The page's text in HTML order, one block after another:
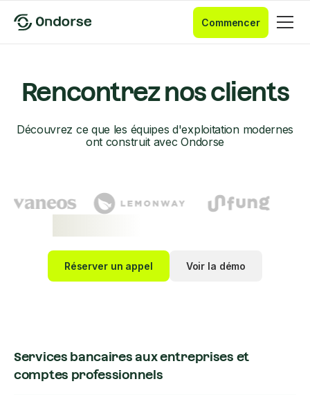
Commencer
Rencontrez nos clients
Découvrez ce que les équipes d'exploitation modernes
ont construit avec Ondorse
Réserver un appel Voir la démo
Services bancaires aux entreprises et
comptes professionnels